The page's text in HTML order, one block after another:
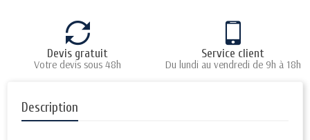
Devis gratuit
Votre devis sous 48h
Service client
Du lundi au vendredi de 9h à 18h
Description